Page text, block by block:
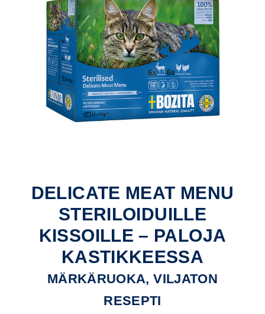
DELICATE MEAT MENU
STERILOIDUILLE
KISSOILLE – PALOJA
KASTIKKEESSA
MÄRKÄRUOKA, VILJATON
RESEPTI